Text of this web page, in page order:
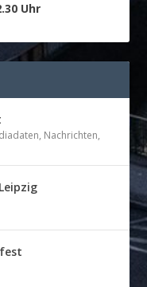
Uhr
, Nachrichten,